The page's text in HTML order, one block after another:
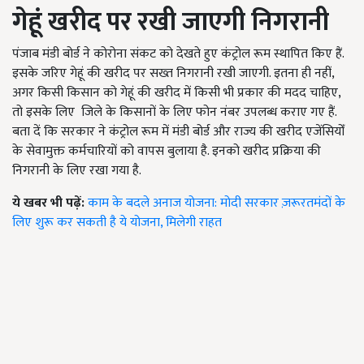
गेहूं खरीद पर रखी जाएगी निगरानी
पंजाब मंडी बोर्ड ने कोरोना संकट को देखते हुए कंट्रोल रूम स्थापित किए हैं.
इसके जरिए गेहूं की खरीद पर सख्त निगरानी रखी जाएगी. इतना ही नहीं,
अगर किसी किसान को गेहूं की खरीद में किसी भी प्रकार की मदद चाहिए,
तो इसके लिए जिले के किसानों के लिए फोन नंबर उपलब्ध कराए गए हैं.
बता दें कि सरकार ने कंट्रोल रूम में मंडी बोर्ड और राज्य की खरीद एजेंसियोँ
के सेवामुक्त कर्मचारियों को वापस बुलाया है. इनको खरीद प्रक्रिया की
निगरानी के लिए रखा गया है.
ये खबर भी पढ़ें:काम के बदले अनाज योजना: मोदी सरकार ज़रूरतमंदों के
लिए शुरू कर सकती है ये योजना, मिलेगी राहत